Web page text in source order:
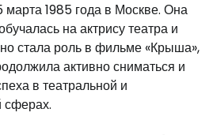
1985 года в Москве. Она
на актрису театра и
стала роль в фильме «Крыша»,
активно сниматься и
в театральной и
сферах.